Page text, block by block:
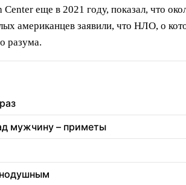
еще в 2021 году, показал, что
американцев заявили, что НЛО, о
разума.
мужчину – приметы